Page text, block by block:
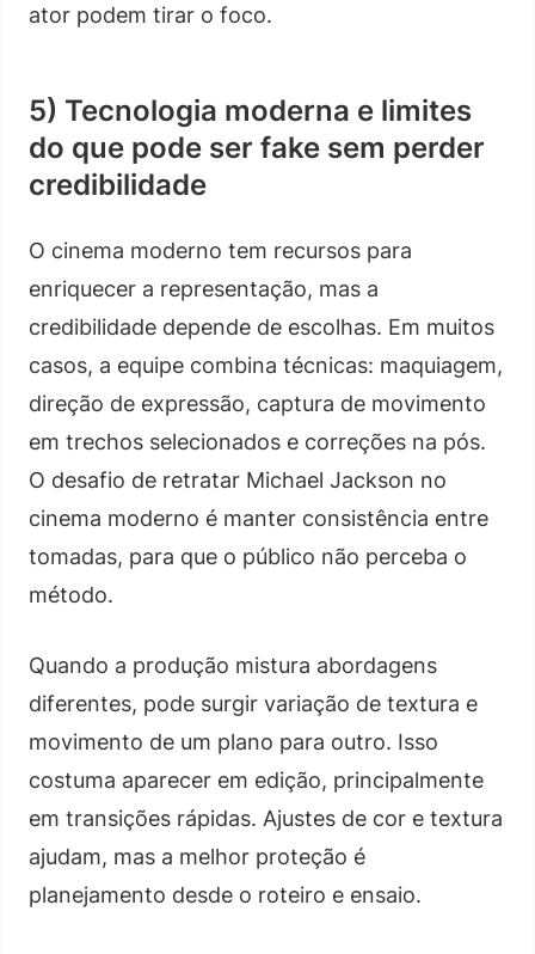
ator podem tirar o foco.
5) Tecnologia moderna e limites
do que pode ser fake sem perder
credibilidade
O cinema moderno tem recursos para
enriquecer a representação, mas a
credibilidade depende de escolhas. Em muitos
casos, a equipe combina técnicas: maquiagem,
direção de expressão, captura de movimento
em trechos selecionados e correções na pós.
O desafio de retratar Michael Jackson no
cinema moderno é manter consistência entre
tomadas, para que o público não perceba o
método.
Quando a produção mistura abordagens
diferentes, pode surgir variação de textura e
movimento de um plano para outro. Isso
costuma aparecer em edição, principalmente
em transições rápidas. Ajustes de cor e textura
ajudam, mas a melhor proteção é
planejamento desde o roteiro e ensaio.